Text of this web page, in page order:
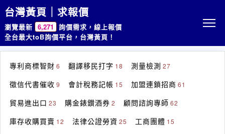
台灣黃頁｜求報價
瀏覽最新 6,271
詢價需求，線上報價
全台最大toB詢價平台，台灣黃頁！
專利商標智財 6 翻譯移民打字 18 測量檢測 27
徵信代書催收 9 會計稅務記帳 15 加盟連鎖招商 61
貿易進出口 23 購金錶鑚酒券 2 顧問諮詢專師 62
庫存收購買賣 12 法律公證勞資 25 工商團體 15